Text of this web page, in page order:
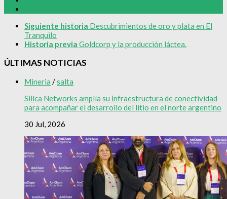
Siguiente historia Descubrimientos de oro y plata en El
Tranquilo
Historia previa Goldcorp y la producción láctea.
ÚLTIMAS NOTICIAS
Mineria /salta
Silica Networks amplía su infraestructura de conectividad
para acompañar el desarrollo del litio en el norte argentino
30 Jul, 2026